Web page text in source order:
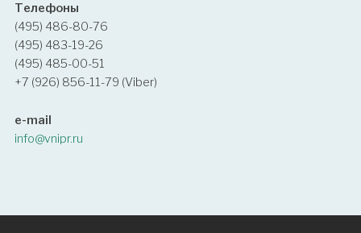
Телефоны
(495) 486-80-76
(495) 483-19-26
(495) 485-00-51
+7 (926) 856-11-79 (Viber)
e-mail
info@vnipr.ru